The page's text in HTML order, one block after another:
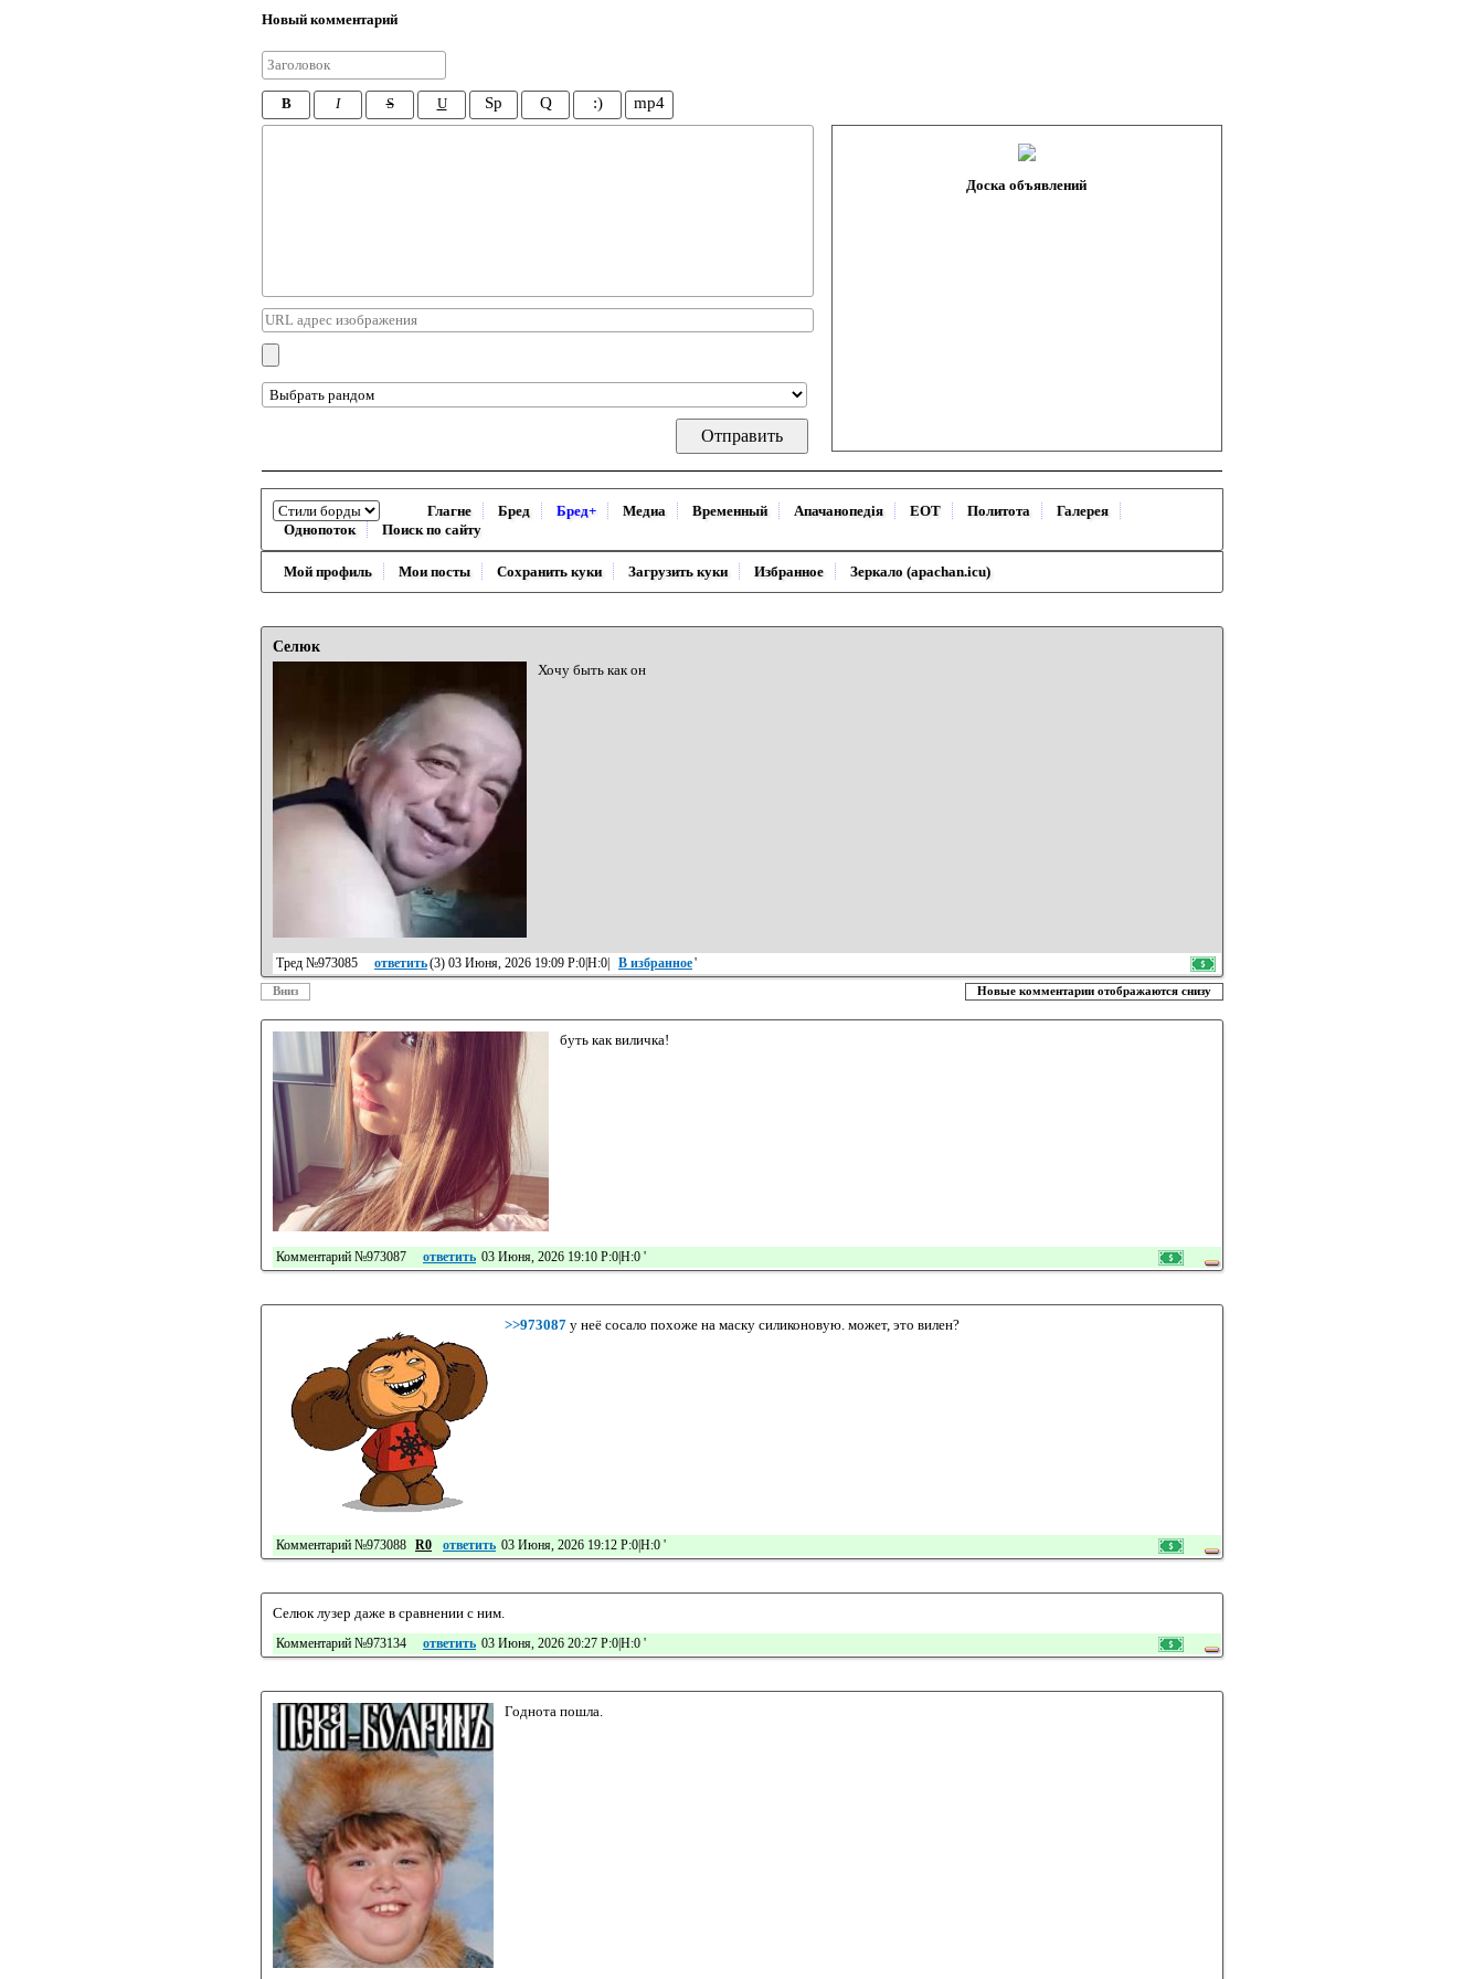
Новый комментарий
B I S U Sp Q :) mp4
Доска объявлений
Глагне Бред Бред+ Медиа Временный Апачанопедiя ЕОТ Политота
Галерея
Однопоток
Поиск по сайту
Мой профиль Мои посты Сохранить куки Загрузить куки Избранное Зеркало (apachan.icu)
Селюк
Хочу быть как он
Тред №973085 ответить(3) 03 Июня, 2026 19:09 Р:0|Н:0| В избранное'
Вниз Новые комментарии отображаются снизу
буть как виличка!
Комментарий №973087 ответить 03 Июня, 2026 19:10 Р:0|Н:0 '
>>973087 у неё сосало похоже на маску силиконовую. может, это вилен?
Комментарий №973088 R0 ответить 03 Июня, 2026 19:12 Р:0|Н:0 '
Селюк лузер даже в сравнении с ним.
Комментарий №973134 ответить 03 Июня, 2026 20:27 Р:0|Н:0 '
Годнота пошла.